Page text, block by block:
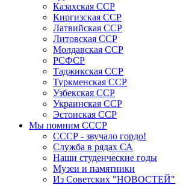
Казахская ССР
Киргизская ССР
Латвийская ССР
Литовская ССР
Молдавская ССР
РСФСР
Таджикская ССР
Туркменская ССР
Узбекская ССР
Украинская ССР
Эстонская ССР
Мы помним СССР
СССР - звучало гордо!
Служба в рядах СА
Наши студенческие годы
Музеи и памятники
Из Советских "НОВОСТЕЙ"